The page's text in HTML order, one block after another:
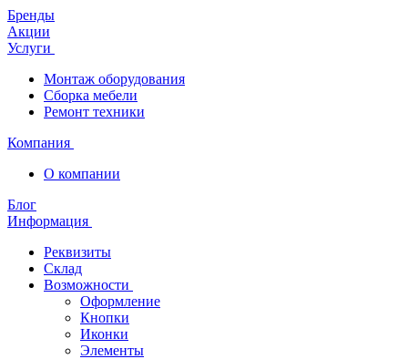
Бренды
Акции
Услуги
Монтаж оборудования
Сборка мебели
Ремонт техники
Компания
О компании
Блог
Информация
Реквизиты
Склад
Возможности
Оформление
Кнопки
Иконки
Элементы